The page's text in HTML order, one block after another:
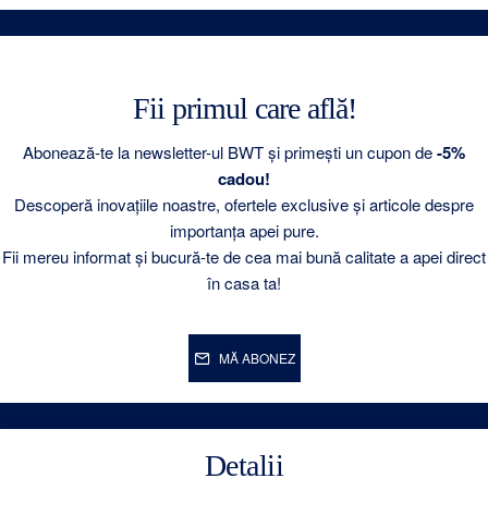
Fii primul care află!
Abonează-te la newsletter-ul BWT și primești un cupon de-5%
cadou!
Descoperă inovațiile noastre, ofertele exclusive și articole despre
importanța apei pure.
Fii mereu informat și bucură-te de cea mai bună calitate a apei direct
în casa ta!
MĂ ABONEZ
Detalii